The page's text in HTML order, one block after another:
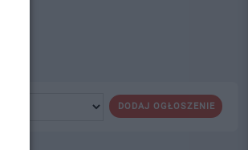
DODAJ OGŁOSZENIE